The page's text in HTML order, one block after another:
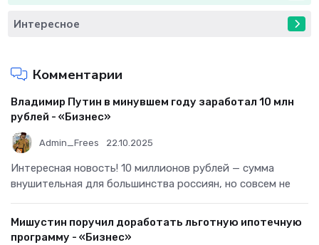
Интересное
Комментарии
Владимир Путин в минувшем году заработал 10 млн
рублей - «Бизнес»
Admin_Frees 22.10.2025
Интересная новость! 10 миллионов рублей — сумма
внушительная для большинства россиян, но совсем не
Мишустин поручил доработать льготную ипотечную
программу - «Бизнес»